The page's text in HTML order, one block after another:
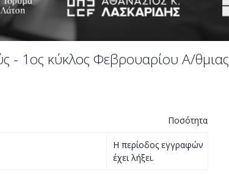
- 1ος κύκλος Φεβρουαρίου Α/θμιας
Ποσότητα
Η περίοδος εγγραφών
έχει λήξει.